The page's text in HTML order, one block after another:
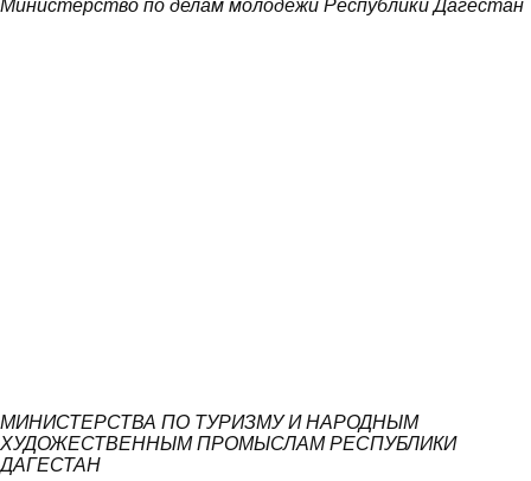
Министерство по делам молодежи Республики Дагестан
МИНИСТЕРСТВА ПО ТУРИЗМУ И НАРОДНЫМ
ХУДОЖЕСТВЕННЫМ ПРОМЫСЛАМ РЕСПУБЛИКИ
ДАГЕСТАН